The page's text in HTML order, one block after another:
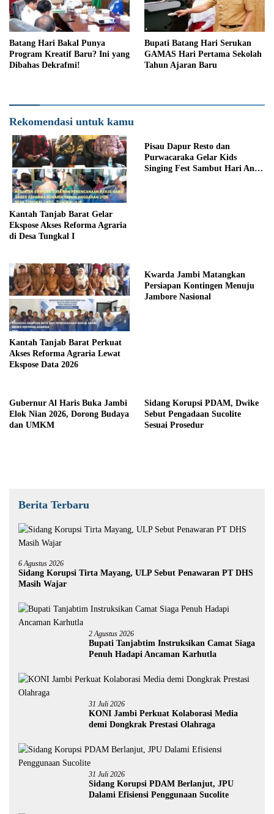
Batang Hari Bakal Punya
Program Kreatif Baru? Ini yang
Dibahas Dekrafmi!
Bupati Batang Hari Serukan
GAMAS Hari Pertama Sekolah
Tahun Ajaran Baru
Rekomendasi untuk kamu
Kantah Tanjab Barat Gelar
Ekspose Akses Reforma Agraria
di Desa Tungkal I
Pisau Dapur Resto dan
Purwacaraka Gelar Kids
Singing Fest Sambut Hari Anak
Kantah Tanjab Barat Perkuat
Akses Reforma Agraria Lewat
Ekspose Data 2026
Kwarda Jambi Matangkan
Persiapan Kontingen Menuju
Jambore Nasional
Gubernur Al Haris Buka Jambi
Elok Nian 2026, Dorong Budaya
dan UMKM
Sidang Korupsi PDAM, Dwike
Sebut Pengadaan Sucolite
Sesuai Prosedur
Berita Terbaru
6 Agustus 2026
Sidang Korupsi Tirta Mayang, ULP Sebut Penawaran PT DHS
Masih Wajar
2 Agustus 2026
Bupati Tanjabtim Instruksikan Camat Siaga
Penuh Hadapi Ancaman Karhutla
31 Juli 2026
KONI Jambi Perkuat Kolaborasi Media
demi Dongkrak Prestasi Olahraga
31 Juli 2026
Sidang Korupsi PDAM Berlanjut, JPU
Dalami Efisiensi Penggunaan Sucolite